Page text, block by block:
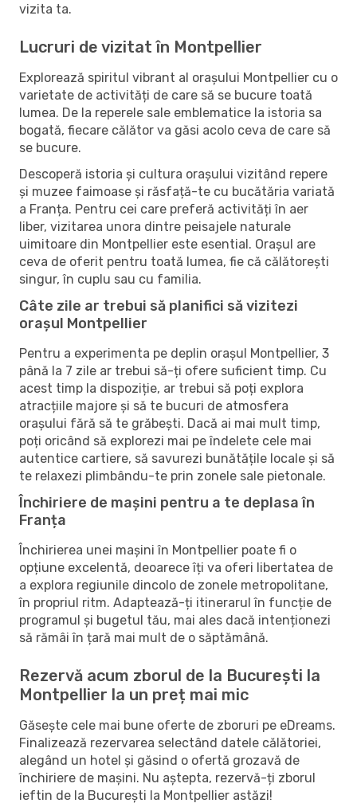
vizita ta.
Lucruri de vizitat în Montpellier
Explorează spiritul vibrant al orașului Montpellier cu o
varietate de activități de care să se bucure toată
lumea. De la reperele sale emblematice la istoria sa
bogată, fiecare călător va găsi acolo ceva de care să
se bucure.
Descoperă istoria și cultura orașului vizitând repere
și muzee faimoase și răsfață-te cu bucătăria variată
a Franța. Pentru cei care preferă activități în aer
liber, vizitarea unora dintre peisajele naturale
uimitoare din Montpellier este esential. Orașul are
ceva de oferit pentru toată lumea, fie că călătorești
singur, în cuplu sau cu familia.
Câte zile ar trebui să planifici să vizitezi
orașul Montpellier
Pentru a experimenta pe deplin orașul Montpellier, 3
până la 7 zile ar trebui să-ți ofere suficient timp. Cu
acest timp la dispoziție, ar trebui să poți explora
atracțiile majore și să te bucuri de atmosfera
orașului fără să te grăbești. Dacă ai mai mult timp,
poți oricând să explorezi mai pe îndelete cele mai
autentice cartiere, să savurezi bunătățile locale și să
te relaxezi plimbându-te prin zonele sale pietonale.
Închiriere de mașini pentru a te deplasa în
Franța
Închirierea unei mașini în Montpellier poate fi o
opțiune excelentă, deoarece îți va oferi libertatea de
a explora regiunile dincolo de zonele metropolitane,
în propriul ritm. Adaptează-ți itinerarul în funcție de
programul și bugetul tău, mai ales dacă intenționezi
să rămâi în țară mai mult de o săptămână.
Rezervă acum zborul de la București la
Montpellier la un preț mai mic
Găsește cele mai bune oferte de zboruri pe eDreams.
Finalizează rezervarea selectând datele călătoriei,
alegând un hotel și găsind o ofertă grozavă de
închiriere de mașini. Nu aștepta, rezervă-ți zborul
ieftin de la București la Montpellier astăzi!